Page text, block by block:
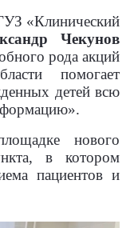
«Клинический
Чекунов
рода акций
помогает
детей всю
нового
в котором
пациентов и